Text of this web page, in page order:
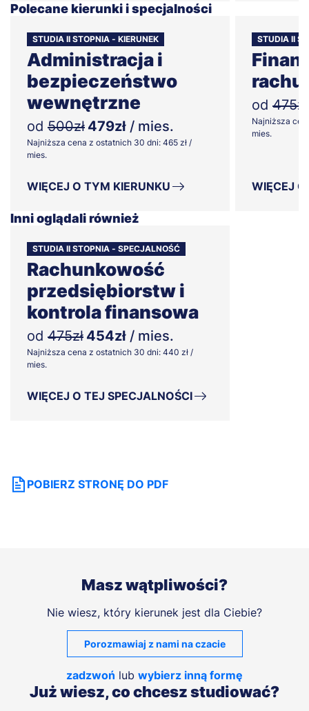
Polecane kierunki i specjalności
STUDIA II STOPNIA - KIERUNEK
Administracja i
bezpieczeństwo
wewnętrzne
od 500zł 479zł / mies.
Najniższa cena z ostatnich 30 dni: 465 zł /
mies.
WIĘCEJ O TYM KIERUNKU
STUDIA II
od 475zł
Najniższa
mies.
WIĘCEJ
Inni oglądali również
STUDIA II STOPNIA - SPECJALNOŚĆ
Rachunkowość
przedsiębiorstw i
kontrola finansowa
od 475zł 454zł / mies.
Najniższa cena z ostatnich 30 dni: 440 zł /
mies.
WIĘCEJ O TEJ SPECJALNOŚCI
POBIERZ STRONĘ DO PDF
Masz wątpliwości?
Nie wiesz, który kierunek jest dla Ciebie?
Porozmawiaj z nami na czacie
zadzwoń lub wybierz inną formę
Już wiesz, co chcesz studiować?